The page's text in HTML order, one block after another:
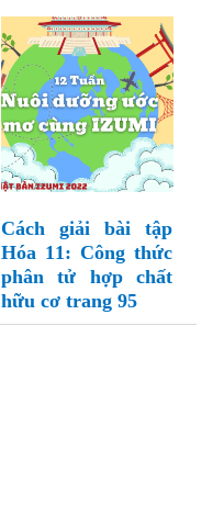
Cách giải bài tập
Hóa 11: Công thức
phân tử hợp chất
hữu cơ trang 95